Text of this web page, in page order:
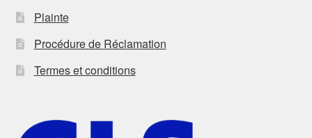
Plainte
Procédure de Réclamation
Termes et conditions